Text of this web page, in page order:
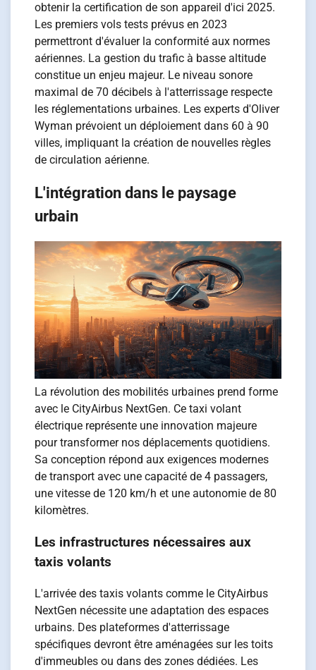
obtenir la certification de son appareil d'ici 2025.
Les premiers vols tests prévus en 2023
permettront d'évaluer la conformité aux normes
aériennes. La gestion du trafic à basse altitude
constitue un enjeu majeur. Le niveau sonore
maximal de 70 décibels à l'atterrissage respecte
les réglementations urbaines. Les experts d'Oliver
Wyman prévoient un déploiement dans 60 à 90
villes, impliquant la création de nouvelles règles
de circulation aérienne.
L'intégration dans le paysage
urbain
La révolution des mobilités urbaines prend forme
avec le CityAirbus NextGen. Ce taxi volant
électrique représente une innovation majeure
pour transformer nos déplacements quotidiens.
Sa conception répond aux exigences modernes
de transport avec une capacité de 4 passagers,
une vitesse de 120 km/h et une autonomie de 80
kilomètres.
Les infrastructures nécessaires aux
taxis volants
L'arrivée des taxis volants comme le CityAirbus
NextGen nécessite une adaptation des espaces
urbains. Des plateformes d'atterrissage
spécifiques devront être aménagées sur les toits
d'immeubles ou dans des zones dédiées. Les